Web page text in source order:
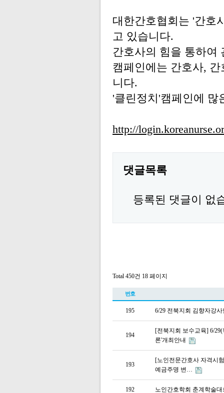
대한간호협회는 '간호
고 있습니다.
간호사의 힘을 통하여
캠페인에는 간호사,
니다.
'클린정치'캠페인에 많
http://
댓글목록
등록된 댓글이 없
Total 450건 18 페이지
번호
195 6/29 전북지회 김향자강
194
[전북지회 보수교육] 6/
론'개최안내
193
[노인전문간호사 자격시
예금주명 변…
192 노인간호학회 춘계학술